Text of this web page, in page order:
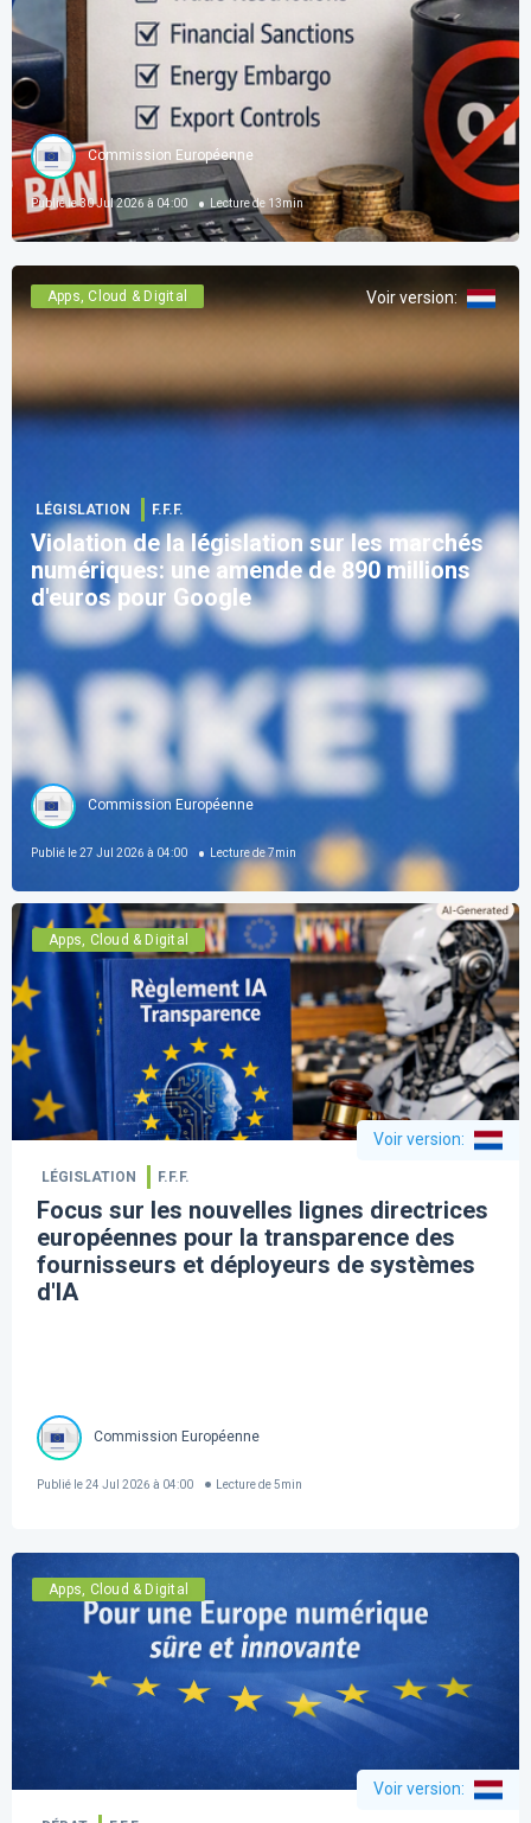
Commission Européenne
Publié le30 Jul 2026 à 04:00 Lecture de 13min
Apps, Cloud & Digital Voir version:
LÉGISLATION F.F.F.
Violation de la législation sur les marchés
numériques: une amende de 890 millions
d'euros pour Google
Commission Européenne
Publié le27 Jul 2026 à 04:00 Lecture de7min
Apps, Cloud & Digital
Voir version:
LÉGISLATION F.F.F.
Focus sur les nouvelles lignes directrices
européennes pour la transparence des
fournisseurs et déployeurs de systèmes
d'IA
Commission Européenne
Publié le24 Jul 2026 à 04:00 Lecture de 5min
Apps, Cloud & Digital
Voir version: